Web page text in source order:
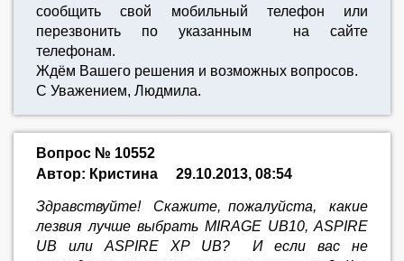
сообщить свой мобильный телефон или
перезвонить по указанным на сайте
телефонам.
Ждём Вашего решения и возможных вопросов.
С Уважением, Людмила.
Вопрос № 10552
Автор: Кристина
29.10.2013, 08:54
Здравствуйте! Скажите, пожалуйста, какие
лезвия лучше выбрать MIRAGE UB10, ASPIRE
UB или ASPIRE XP UB? И если вас не